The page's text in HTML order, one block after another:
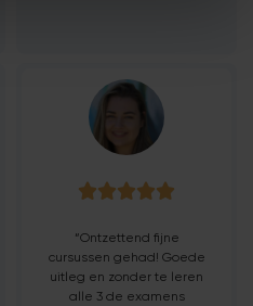

“Ontzettend fijne
cursussen gehad! Goede
uitleg en zonder te leren
alle 3 de examens